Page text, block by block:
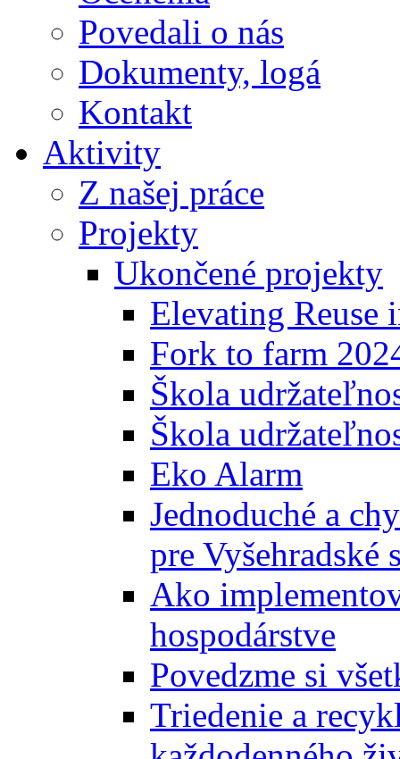
Povedali o nás
Dokumenty, logá
Kontakt
Aktivity
Z našej práce
Projekty
Ukončené projekty
Elevating Reuse
Fork to farm
Škola
Škola
Eko Alarm
Jednoduché a
pre Vyšehradské
Ako
hospodárstve
Povedzme si
Triedenie a